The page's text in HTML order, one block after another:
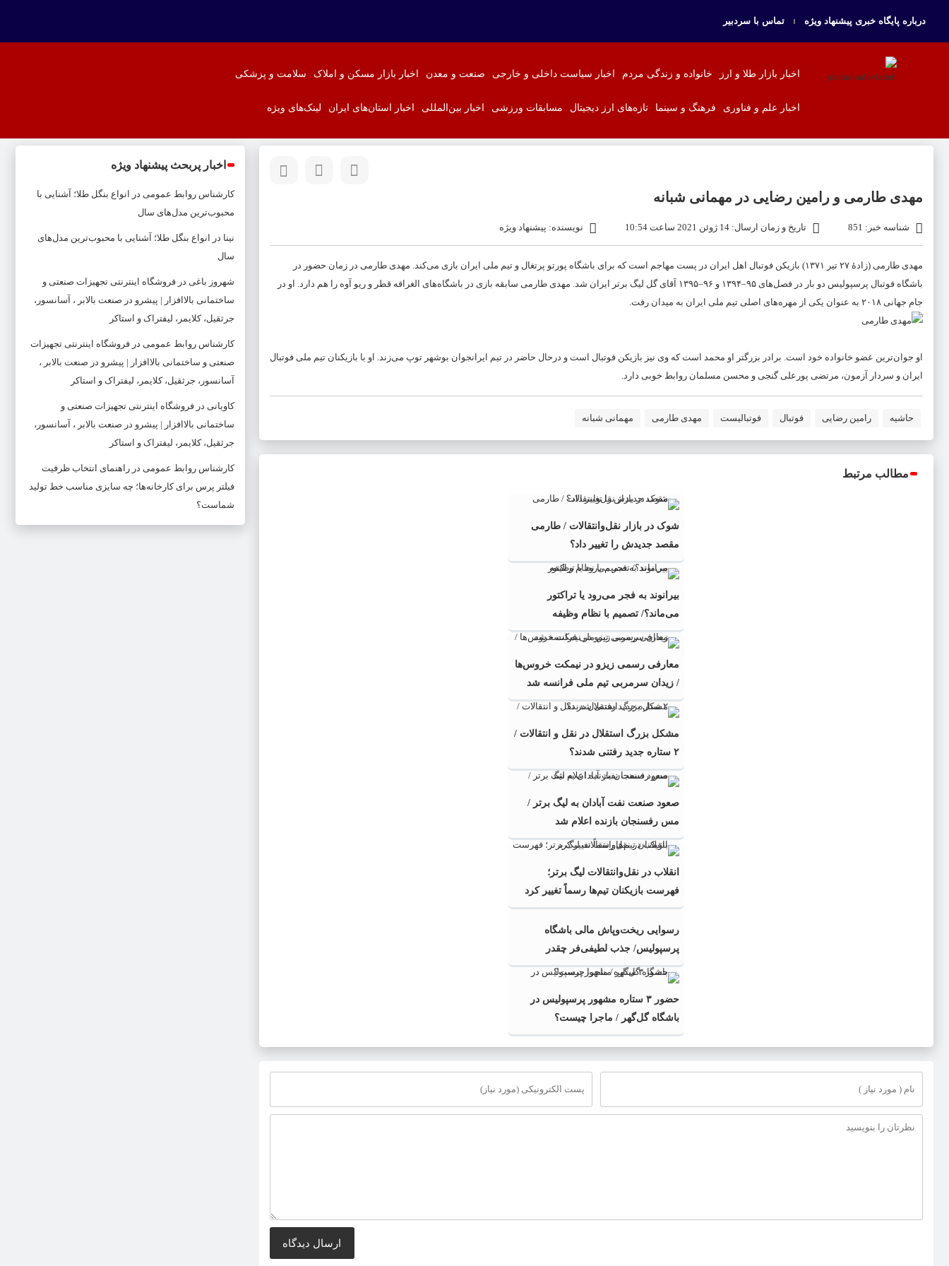
درباره پایگاه خبری پیشنهاد ویژه تماس با سردبیر
اخبار بازار طلا و ارز خانواده و زندگی مردم اخبار سیاست داخلی و خارجی صنعت و معدن اخبار بازار مسکن و املاک سلامت و پزشکی
اخبار علم و فناوری فرهنگ و سینما تازه‌های ارز دیجیتال مسابقات ورزشی اخبار بین‌المللی اخبار استان‌های ایران لینک‌های ویژه
مهدی طارمی و رامین رضایی در مهمانی شبانه
شناسه خبر: 851 تاریخ و زمان ارسال: 14 ژوئن 2021 ساعت 10:54 نویسنده: پیشنهاد ویژه
مهدی طارمی (زادهٔ ۲۷ تیر ۱۳۷۱) بازیکن فوتبال اهل ایران در پست مهاجم است که برای باشگاه پورتو پرتغال و تیم ملی ایران بازی می‌کند. مهدی طارمی در زمان حضور در
باشگاه فوتبال پرسپولیس دو بار در فصل‌های ۹۵–۱۳۹۴ و ۹۶–۱۳۹۵ آقای گل لیگ برتر ایران شد. مهدی طارمی سابقه بازی در باشگاه‌های الغرافه قطر و ریو آوه را هم دارد. او در
جام جهانی ۲۰۱۸ به عنوان یکی از مهره‌های اصلی تیم ملی ایران به میدان رفت.
او جوان‌ترین عضو خانواده خود است. برادر بزرگتر او محمد است که وی نیز بازیکن فوتبال است و درحال حاضر در تیم ایرانجوان بوشهر توپ می‌زند. او با بازیکنان تیم ملی فوتبال
ایران و سردار آزمون، مرتضی پورعلی گنجی و محسن مسلمان روابط خوبی دارد.
حاشیه رامین رضایی فوتبال فوتبالیست مهدی طارمی مهمانی شبانه
مطالب مرتبط
شوک در بازار نقل‌وانتقالات / طارمی
مقصد جدیدش را تغییر داد؟
بیرانوند به فجر می‌رود یا تراکتور
می‌ماند؟/ تصمیم با نظام وظیفه
معارفی رسمی زیزو در نیمکت خروس‌ها
/ زیدان سرمربی تیم ملی فرانسه شد
مشکل بزرگ استقلال در نقل و انتقالات /
۲ ستاره جدید رفتنی شدند؟
صعود صنعت نفت آبادان به لیگ برتر /
مس رفسنجان بازنده اعلام شد
انقلاب در نقل‌وانتقالات لیگ برتر؛
فهرست بازیکنان تیم‌ها رسماً تغییر کرد
رسوایی ریخت‌وپاش مالی باشگاه
پرسپولیس/ جذب لطیفی‌فر چقدر
می‌ارزید؟
حضور ۳ ستاره مشهور پرسپولیس در
باشگاه گل‌گهر / ماجرا چیست؟
اخبار پربحث پیشنهاد ویژه
کارشناس روابط عمومی در
انواع بنگل طلا؛ آشنایی با
محبوب‌ترین مدل‌های سال
نینا در
انواع بنگل طلا؛ آشنایی با محبوب‌ترین مدل‌های
سال
شهروز باغی در فروشگاه اینترنتی تجهیزات صنعتی و
ساختمانی بالاافزار | پیشرو در صنعت بالابر ، آسانسور،
جرثقیل، کلایمر، لیفتراک و استاکر
کارشناس روابط عمومی در فروشگاه اینترنتی تجهیزات
صنعتی و ساختمانی بالاافزار | پیشرو در صنعت بالابر ،
آسانسور، جرثقیل، کلایمر، لیفتراک و استاکر
کاویانی در فروشگاه اینترنتی تجهیزات صنعتی و
ساختمانی بالاافزار | پیشرو در صنعت بالابر ، آسانسور،
جرثقیل، کلایمر، لیفتراک و استاکر
کارشناس روابط عمومی در راهنمای انتخاب ظرفیت
فیلتر پرس برای کارخانه‌ها؛ چه سایزی مناسب خط تولید
شماست؟